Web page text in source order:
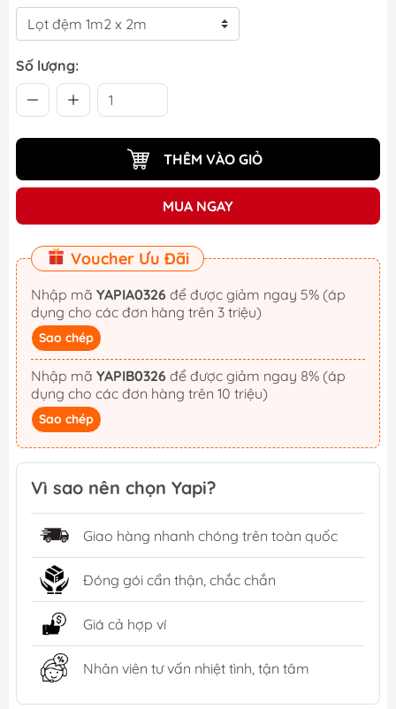
Số lượng:
THÊM VÀO GIỎ
MUA NGAY
Voucher Ưu Đãi
Nhập mã YAPIA0326
dụng cho các đơn hàng trên 3 triệu)
Sao chép
Nhập mã YAPIB0326
dụng cho các đơn hàng trên 10 triệu)
Sao chép
Vì sao nên chọn Yapi?
Giao hàng nhanh chóng trên toàn quốc
Đóng gói cẩn thận, chắc chắn
Giá cả hợp ví
Nhân viên tư vấn nhiệt tình, tận tâm